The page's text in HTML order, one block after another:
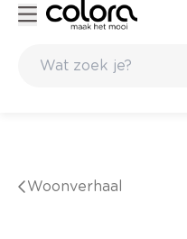
woonverhaal